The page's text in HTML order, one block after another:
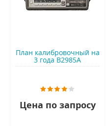
План калибровочный на
3 года B2985A
Цена по запросу